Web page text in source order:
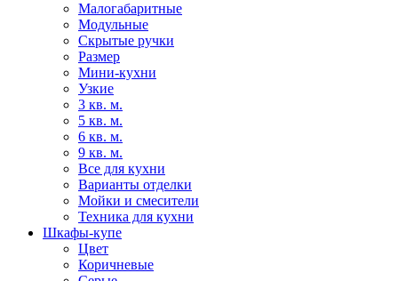
Малогабаритные
Модульные
Скрытые ручки
Размер
Мини-кухни
Узкие
3 кв. м.
5 кв. м.
6 кв. м.
9 кв. м.
Все для кухни
Варианты отделки
Мойки и смесители
Техника для кухни
Шкафы-купе
Цвет
Коричневые